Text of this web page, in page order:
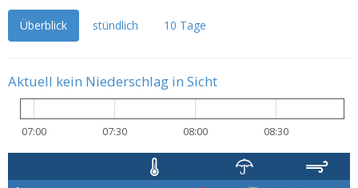
Überblick stündlich 10 Tage
Aktuell kein Niederschlag in Sicht
07:00 07:30 08:00 08:30